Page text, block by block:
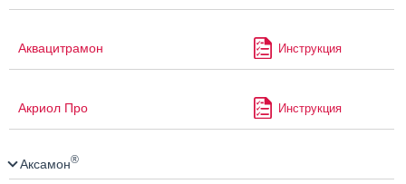
Аквацитрамон Инструкция
Акриол Про Инструкция
Аксамон®